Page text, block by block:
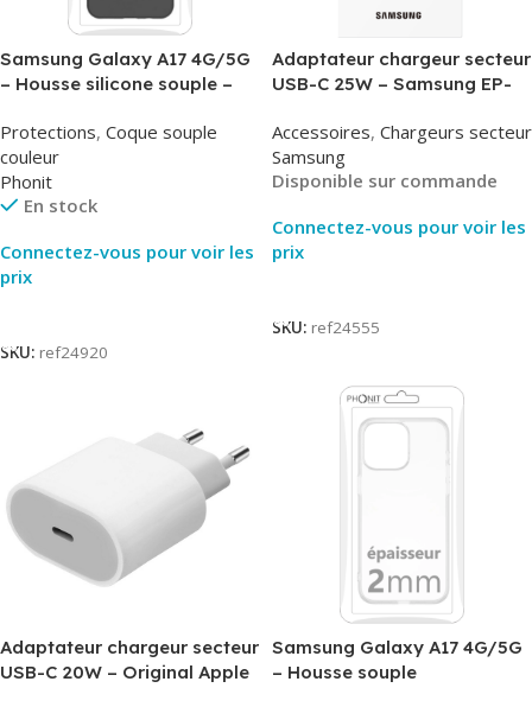
Samsung Galaxy A17 4G/5G
– Housse silicone souple –
Protections, Coque souple
couleur
Phonit
En stock
Connectez-vous pour voir les
prix
SKU: ref24920
Adaptateur chargeur secteur
USB-C 25W – Samsung EP-
Packaging Original
Accessoires, Chargeurs secteur
Samsung
Disponible sur commande
Connectez-vous pour voir les
prix
SKU: ref24555
Adaptateur chargeur secteur
USB-C 20W – Original Apple
Samsung Galaxy A17 4G/5G
– Housse souple